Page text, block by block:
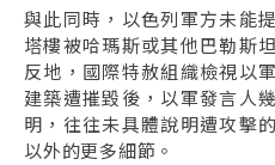
與此同時，以色列軍方未能
塔樓被哈瑪斯或其他巴勒斯
反地，國際特赦組織檢視以
建築遭摧毀後，以軍發言人
明，往往未具體說明遭攻擊
以外的更多細節。